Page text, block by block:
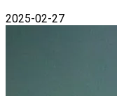
2025-02-27